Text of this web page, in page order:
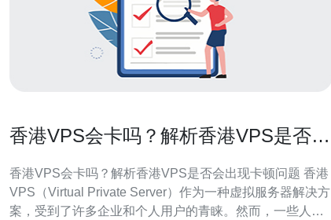
香港VPS会卡吗？解析香港VPS是否会
香港VPS会卡吗？解析香港VPS是否会出现卡顿问题 香港
VPS（Virtual Private Server）作为一种虚拟服务器解决方
案，受到了许多企业和个人用户的青睐。然而，一些人担